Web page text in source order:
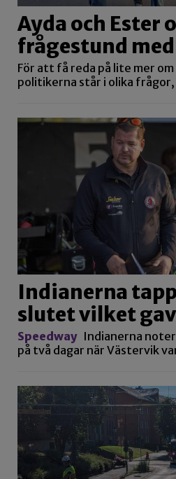
Ayda och Ester
frågestund
För att få reda på lite mer om
politikerna står i olika
Indianerna
slutet vilket
Speedway Indianerna
på två dagar när Västervik